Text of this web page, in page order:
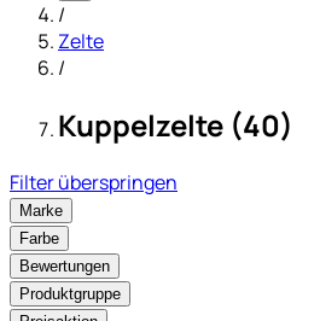
/
Zelte
/
Kuppelzelte (40)
Filter überspringen
Marke
Farbe
Bewertungen
Produktgruppe